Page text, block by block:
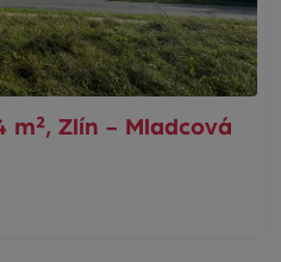
m², Zlín - Mladcová